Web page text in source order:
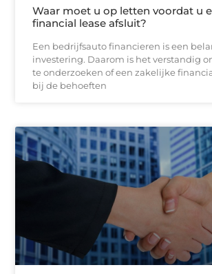
Waar moet u op letten voordat u
financial lease afsluit?
Een bedrijfsauto financieren is een
investering. Daarom is het verstandig
te onderzoeken of een zakelijke
bij de behoeften